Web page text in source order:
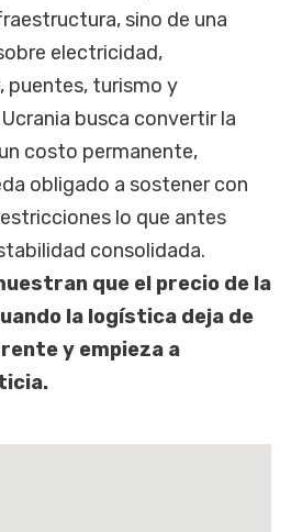
sino de una
electricidad,
puentes, turismo y
busca convertir la
costo permanente,
obligado a sostener con
lo que antes
consolidada.
que el precio de la
la logística deja de
y empieza a